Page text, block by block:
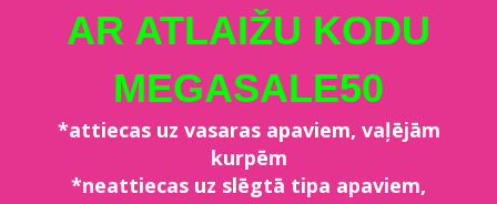
AR ATLAIŽU KODU
MEGASALE50
*attiecas uz vasaras apaviem, vaļējām
kurpēm
*neattiecas uz slēgtā tipa apaviem,